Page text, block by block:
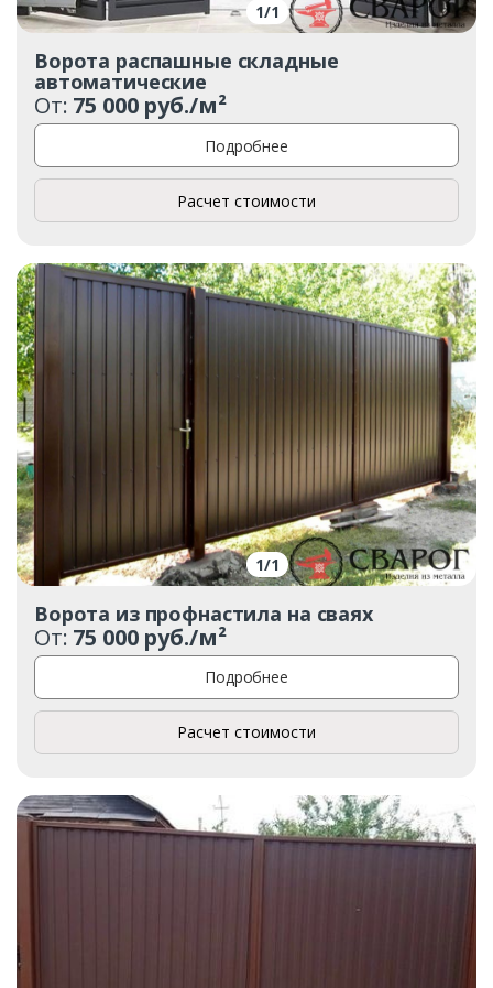
Заказать
Ваше имя*
Ваш телефон*
Комментарий к заказу
1/1
Ворота распашные складные
автоматические
От: 75 000 руб./м²
Подробнее
Расчет стоимости
1/1
Ворота из профнастила на сваях
От: 75 000 руб./м²
Подробнее
Расчет стоимости